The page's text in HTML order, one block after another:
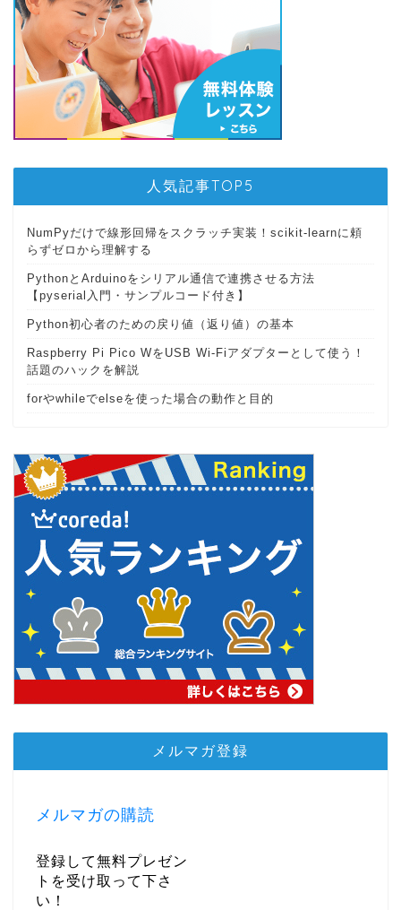
人気記事TOP5
NumPyだけで線形回帰をスクラッチ実装！scikit-learnに頼
らずゼロから理解する
PythonとArduinoをシリアル通信で連携させる方法
【pyserial入門・サンプルコード付き】
Python初心者のための戻り値（返り値）の基本
Raspberry Pi Pico WをUSB Wi-Fiアダプターとして使う！
話題のハックを解説
forやwhileでelseを使った場合の動作と目的
メルマガ登録
メルマガの購読
登録して無料プレゼン
トを受け取って下さ
い！